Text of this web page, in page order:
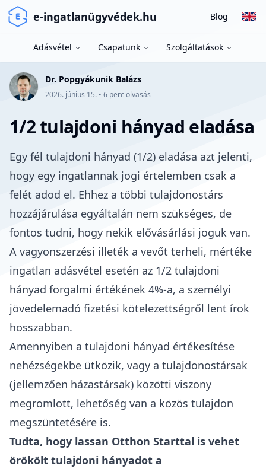
e-ingatlanügyvédek.hu Blog
Adásvétel Csapatunk Szolgáltatások
Dr. Popgyákunik Balázs
2026. június 15. • 6 perc olvasás
1/2 tulajdoni hányad eladása
Egy fél tulajdoni hányad (1/2) eladása azt jelenti,
hogy egy ingatlannak jogi értelemben csak a
felét adod el. Ehhez a többi tulajdonostárs
hozzájárulása egyáltalán nem szükséges, de
fontos tudni, hogy nekik elővásárlási joguk van.
A vagyonszerzési illeték a vevőt terheli, mértéke
ingatlan adásvétel esetén az 1/2 tulajdoni
hányad forgalmi értékének 4%-a, a személyi
jövedelemadó fizetési kötelezettségről lent írok
hosszabban.
Amennyiben a tulajdoni hányad értékesítése
nehézségekbe ütközik, vagy a tulajdonostársak
(jellemzően házastársak) közötti viszony
megromlott, lehetőség van a közös tulajdon
megszüntetésére is.
Tudta, hogy lassan Otthon Starttal is vehet
örökölt tulajdoni hányadot a